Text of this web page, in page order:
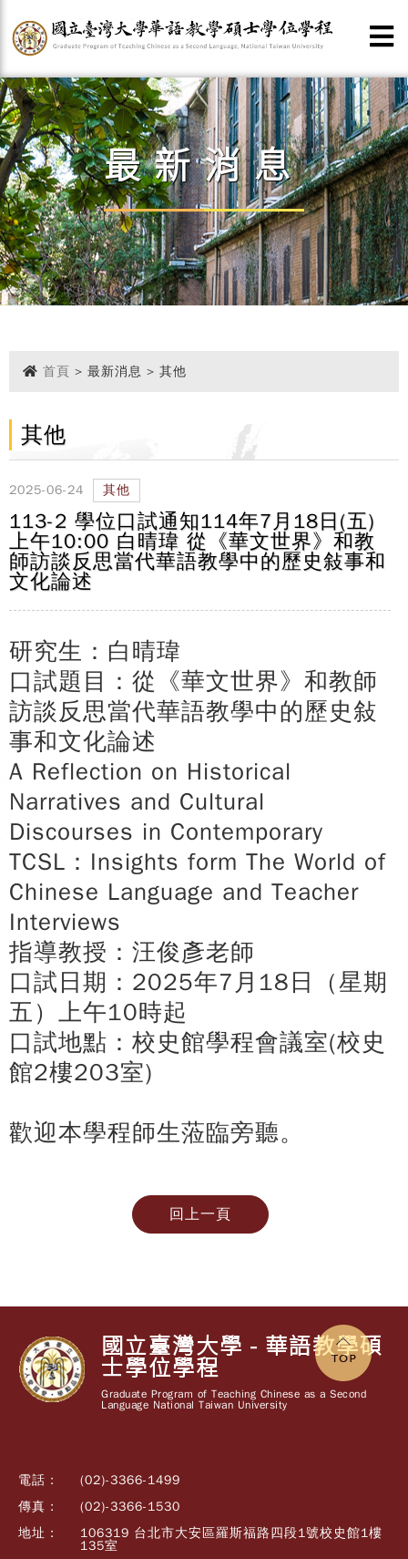
最新消息
首頁 > 最新消息 > 其他
其他
2025-06-24 其他
113-2 學位口試通知114年7月18日(五)
上午10:00 白晴瑋 從《華文世界》和教
師訪談反思當代華語教學中的歷史敍事和
文化論述
研究生：白晴瑋
口試題目：從《華文世界》和教師
訪談反思當代華語教學中的歷史敍
事和文化論述
A Reflection on Historical
Narratives and Cultural
Discourses in Contemporary
TCSL：Insights form The World of
Chinese Language and Teacher
Interviews
指導教授：汪俊彥老師
口試日期：2025年7月18日（星期
五）上午10時起
口試地點：校史館學程會議室(校史
館2樓203室)
歡迎本學程師生蒞臨旁聽。
回上一頁
國立臺灣大學 - 華語教學碩
士學位學程
Graduate Program of Teaching Chinese as a Second
Language National Taiwan University
電話 :
(02)-3366-1499
傳真 :
(02)-3366-1530
地址 :
106319 台北市大安區羅斯福路四段1號校史館1樓
135室